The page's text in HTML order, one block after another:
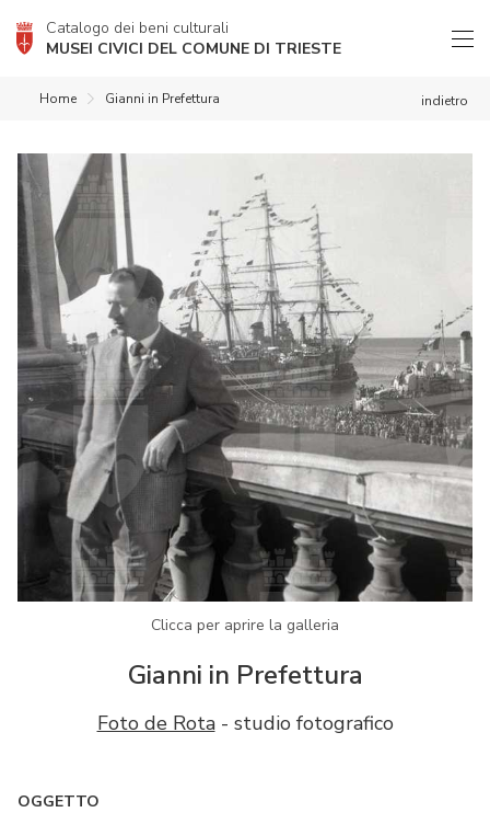
Catalogo dei beni culturali
MUSEI CIVICI DEL COMUNE DI TRIESTE
indietro
Home Gianni in Prefettura
Clicca per aprire la galleria
Gianni in Prefettura
Foto de Rota- studio fotografico
OGGETTO